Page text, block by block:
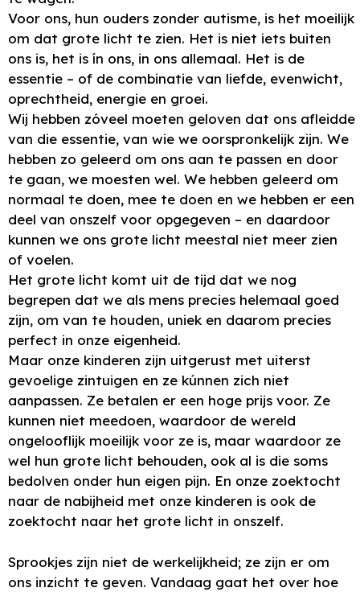
Voor ons, hun ouders zonder autisme, is het moeilijk
om dat grote licht te zien. Het is niet iets buiten
ons is, het is ín ons, in ons allemaal. Het is de
essentie – of de combinatie van liefde, evenwicht,
oprechtheid, energie en groei.
Wij hebben zóveel moeten geloven dat ons afleidde
van die essentie, van wie we oorspronkelijk zijn. We
hebben zo geleerd om ons aan te passen en door
te gaan, we moesten wel. We hebben geleerd om
normaal te doen, mee te doen en we hebben er een
deel van onszelf voor opgegeven – en daardoor
kunnen we ons grote licht meestal niet meer zien
of voelen.
Het grote licht komt uit de tijd dat we nog
begrepen dat we als mens precies helemaal goed
zijn, om van te houden, uniek en daarom precies
perfect in onze eigenheid.
Maar onze kinderen zijn uitgerust met uiterst
gevoelige zintuigen en ze kúnnen zich niet
aanpassen. Ze betalen er een hoge prijs voor. Ze
kunnen niet meedoen, waardoor de wereld
ongelooflijk moeilijk voor ze is, maar waardoor ze
wel hun grote licht behouden, ook al is die soms
bedolven onder hun eigen pijn. En onze zoektocht
naar de nabijheid met onze kinderen is ook de
zoektocht naar het grote licht in onszelf.
Sprookjes zijn niet de werkelijkheid; ze zijn er om
ons inzicht te geven. Vandaag gaat het over hoe